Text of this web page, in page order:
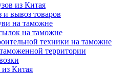
из Китая
вывоз товаров
на таможне
на таможне
техники на таможне
территории
из Китая